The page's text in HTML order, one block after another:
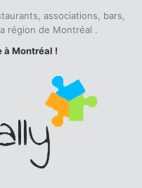
associations, bars,
région de Montréal .
à Montréal !